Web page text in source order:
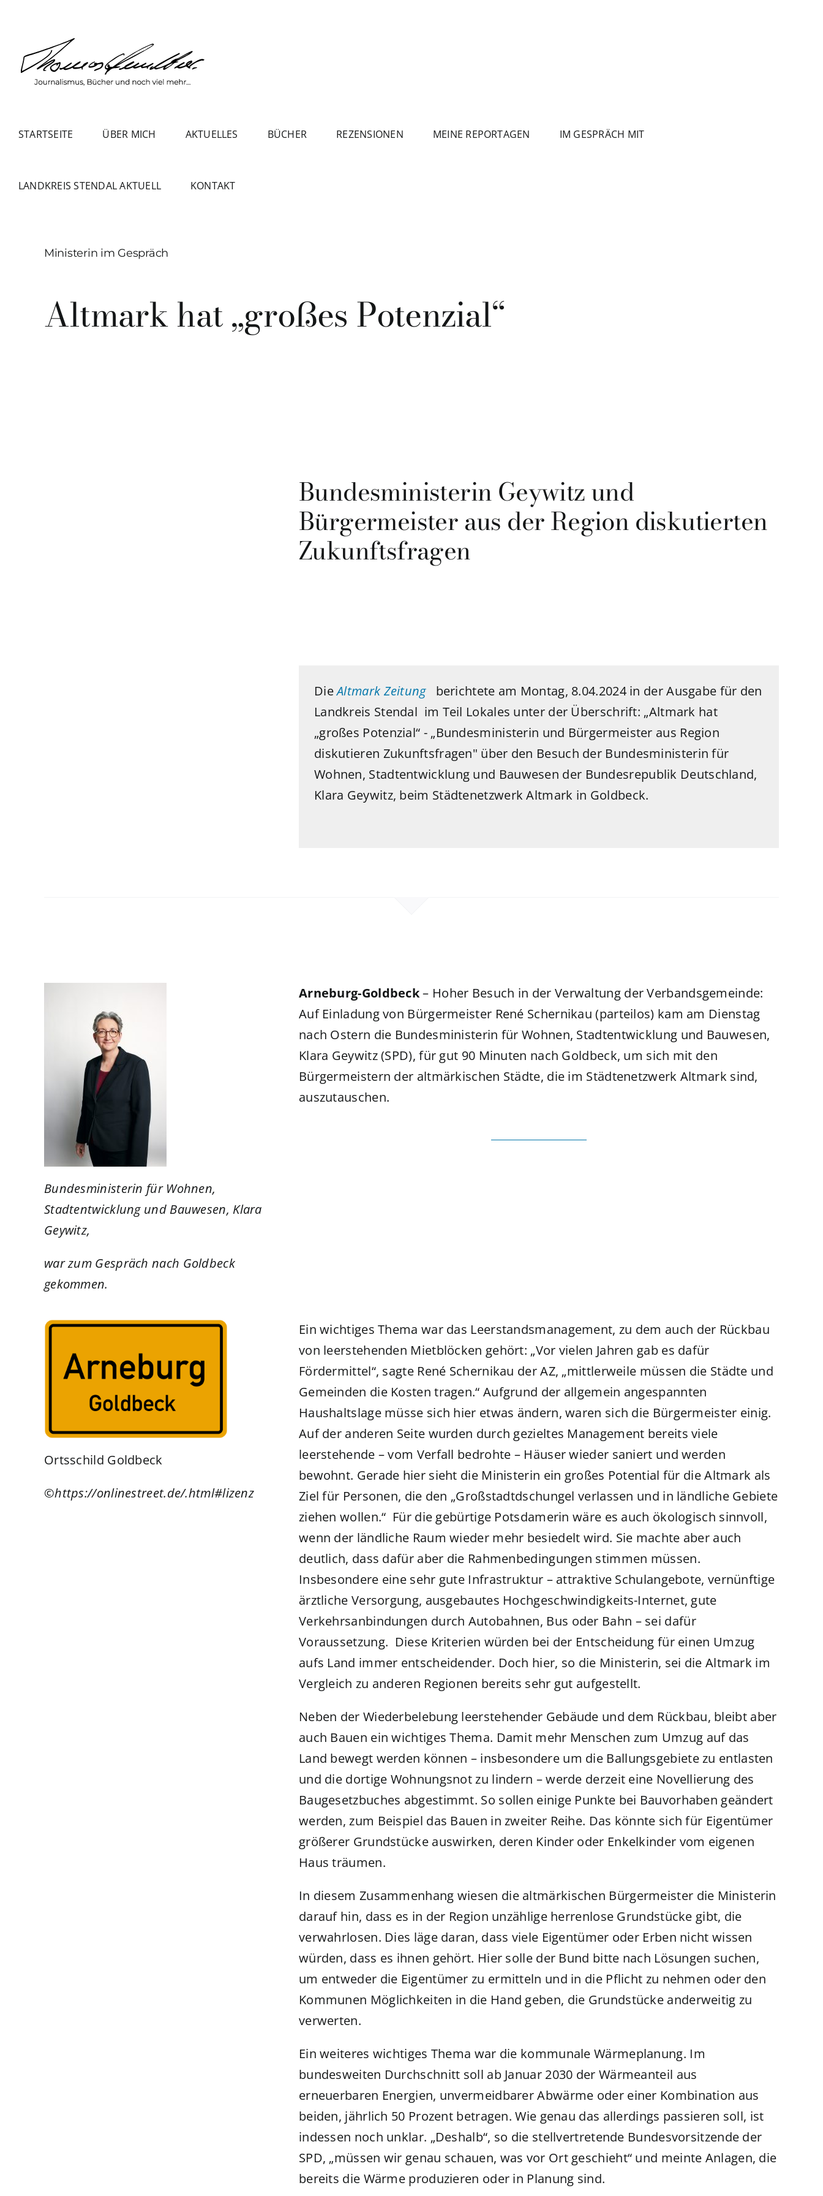
springen
STARTSEITE ÜBER MICH AKTUELLES BÜCHER REZENSIONEN MEINE REPORTAGEN IM GESPRÄCH MIT
LANDKREIS STENDAL AKTUELL KONTAKT
Ministerin im Gespräch
Altmark hat „großes Potenzial“
Bundesministerin Geywitz und
Bürgermeister aus der Region diskutierten
Zukunftsfragen
DieAltmark Zeitung
berichtete am Montag, 8.04.2024 in der Ausgabe für den
Landkreis Stendal im Teil Lokales unter der Überschrift: „Altmark hat
„großes Potenzial“ - „Bundesministerin und Bürgermeister aus Region
diskutieren Zukunftsfragen" über den Besuch der Bundesministerin für
Wohnen, Stadtentwicklung und Bauwesen der Bundesrepublik Deutschland,
Klara Geywitz, beim Städtenetzwerk Altmark in Goldbeck.
Bundesministerin für Wohnen,
Stadtentwicklung und Bauwesen, Klara
Geywitz,
war zum Gespräch nach Goldbeck
gekommen.
Arneburg-Goldbeck– Hoher Besuch in der Verwaltung der Verbandsgemeinde:
Auf Einladung von Bürgermeister René Schernikau (parteilos) kam am Dienstag
nach Ostern die Bundesministerin für Wohnen, Stadtentwicklung und Bauwesen,
Klara Geywitz (SPD), für gut 90 Minuten nach Goldbeck, um sich mit den
Bürgermeistern der altmärkischen Städte, die im Städtenetzwerk Altmark sind,
auszutauschen.
Ortsschild Goldbeck
©https://onlinestreet.de/.html#lizenz
Ein wichtiges Thema war das Leerstandsmanagement, zu dem auch der Rückbau
von leerstehenden Mietblöcken gehört: „Vor vielen Jahren gab es dafür
Fördermittel“, sagte René Schernikau der AZ, „mittlerweile müssen die Städte und
Gemeinden die Kosten tragen.“ Aufgrund der allgemein angespannten
Haushaltslage müsse sich hier etwas ändern, waren sich die Bürgermeister einig.
Auf der anderen Seite wurden durch gezieltes Management bereits viele
leerstehende – vom Verfall bedrohte – Häuser wieder saniert und werden
bewohnt. Gerade hier sieht die Ministerin ein großes Potential für die Altmark als
Ziel für Personen, die den „Großstadtdschungel verlassen und in ländliche Gebiete
ziehen wollen.“ Für die gebürtige Potsdamerin wäre es auch ökologisch sinnvoll,
wenn der ländliche Raum wieder mehr besiedelt wird. Sie machte aber auch
deutlich, dass dafür aber die Rahmenbedingungen stimmen müssen.
Insbesondere eine sehr gute Infrastruktur – attraktive Schulangebote, vernünftige
ärztliche Versorgung, ausgebautes Hochgeschwindigkeits-Internet, gute
Verkehrsanbindungen durch Autobahnen, Bus oder Bahn – sei dafür
Voraussetzung. Diese Kriterien würden bei der Entscheidung für einen Umzug
aufs Land immer entscheidender. Doch hier, so die Ministerin, sei die Altmark im
Vergleich zu anderen Regionen bereits sehr gut aufgestellt.
Neben der Wiederbelebung leerstehender Gebäude und dem Rückbau, bleibt aber
auch Bauen ein wichtiges Thema. Damit mehr Menschen zum Umzug auf das
Land bewegt werden können – insbesondere um die Ballungsgebiete zu entlasten
und die dortige Wohnungsnot zu lindern – werde derzeit eine Novellierung des
Baugesetzbuches abgestimmt. So sollen einige Punkte bei Bauvorhaben geändert
werden, zum Beispiel das Bauen in zweiter Reihe. Das könnte sich für Eigentümer
größerer Grundstücke auswirken, deren Kinder oder Enkelkinder vom eigenen
Haus träumen.
In diesem Zusammenhang wiesen die altmärkischen Bürgermeister die Ministerin
darauf hin, dass es in der Region unzählige herrenlose Grundstücke gibt, die
verwahrlosen. Dies läge daran, dass viele Eigentümer oder Erben nicht wissen
würden, dass es ihnen gehört. Hier solle der Bund bitte nach Lösungen suchen,
um entweder die Eigentümer zu ermitteln und in die Pflicht zu nehmen oder den
Kommunen Möglichkeiten in die Hand geben, die Grundstücke anderweitig zu
verwerten.
Ein weiteres wichtiges Thema war die kommunale Wärmeplanung. Im
bundesweiten Durchschnitt soll ab Januar 2030 der Wärmeanteil aus
erneuerbaren Energien, unvermeidbarer Abwärme oder einer Kombination aus
beiden, jährlich 50 Prozent betragen. Wie genau das allerdings passieren soll, ist
indessen noch unklar. „Deshalb“, so die stellvertretende Bundesvorsitzende der
SPD, „müssen wir genau schauen, was vor Ort geschieht“ und meinte Anlagen, die
bereits die Wärme produzieren oder in Planung sind.